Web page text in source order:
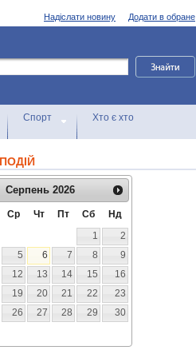
Додати в обране
Надіслати новину
Спорт Хто є хто
Серпень 2026
Ср Чт Пт Сб
Нд
1
2
5 6 7 8
9
12 13 14 15
16
19 20 21 22
23
26 27 28 29
30